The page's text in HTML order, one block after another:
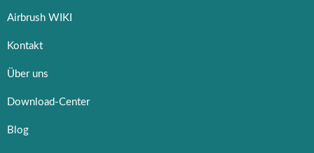
Airbrush WIKI
Kontakt
Über uns
Download-Center
Blog